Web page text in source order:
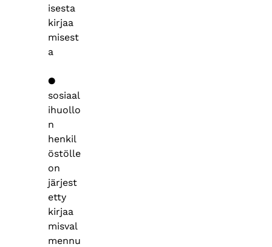
isesta
kirjaa
misest
a
●
sosiaal
ihuollo
n
henkil
östölle
on
järjest
etty
kirjaa
misval
mennu